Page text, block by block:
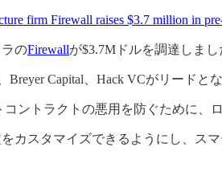
firm Firewall raises $3.7 million in
のFirewallが$3.7Mドルを調達しまし
Breyer Capital、Hack VCがリードと
コントラクトの悪用を防ぐために、
カスタマイズできるようにし、ス